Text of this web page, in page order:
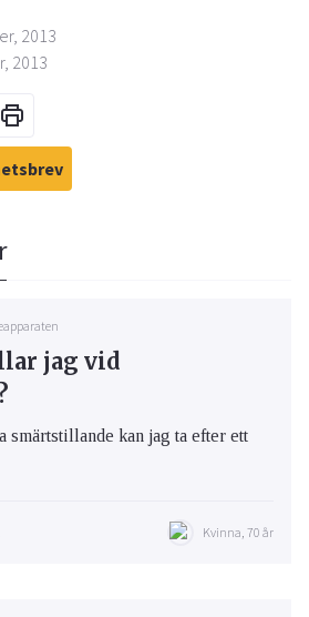
2013
2013
jag vid
smärtstillande kan jag ta efter ett
Kvinna, 70 år